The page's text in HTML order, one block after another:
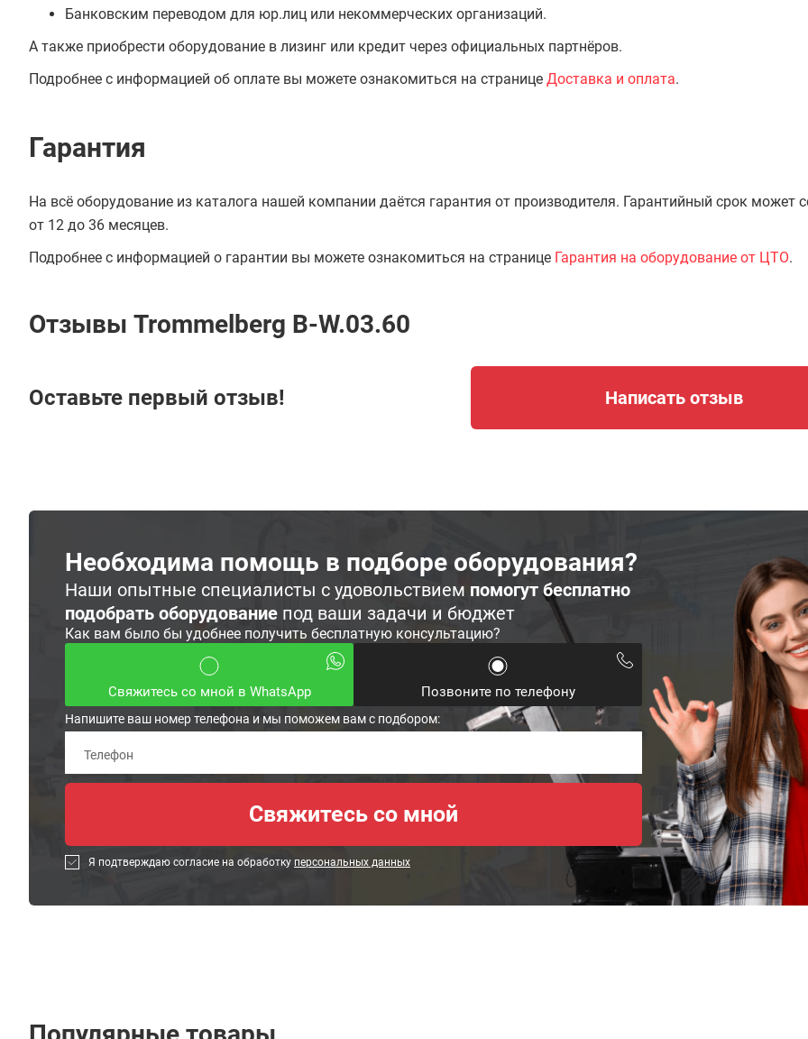
Банковским переводом для юр.лиц или некоммерческих организаций.
А также приобрести оборудование в лизинг или кредит через официальных партнёров.
Подробнее с информацией об оплате вы можете ознакомиться на странице Доставка и оплата.
Гарантия
На всё оборудование из каталога нашей компании даётся гарантия от производителя. Гарантийный срок может
от 12 до 36 месяцев.
Подробнее с информацией о гарантии вы можете ознакомиться на странице Гарантия на оборудование от ЦТО.
Отзывы Trommelberg B-W.03.60
Оставьте первый отзыв! Написать отзыв
Необходима помощь в подборе оборудования?
Наши опытные специалисты с удовольствием помогут бесплатно
подобрать оборудование под ваши задачи и бюджет
Как вам было бы удобнее получить бесплатную консультацию?
Свяжитесь со мной в WhatsApp Позвоните по телефону
Напишите ваш номер телефона и мы поможем вам с подбором:
Я подтверждаю согласие на обработку персональных данных